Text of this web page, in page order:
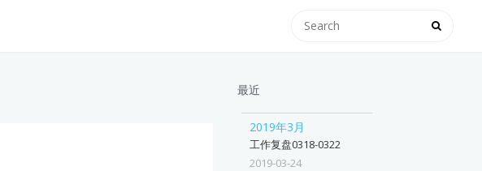
最近
2019年3月
工作复盘0318-0322
2019-03-24